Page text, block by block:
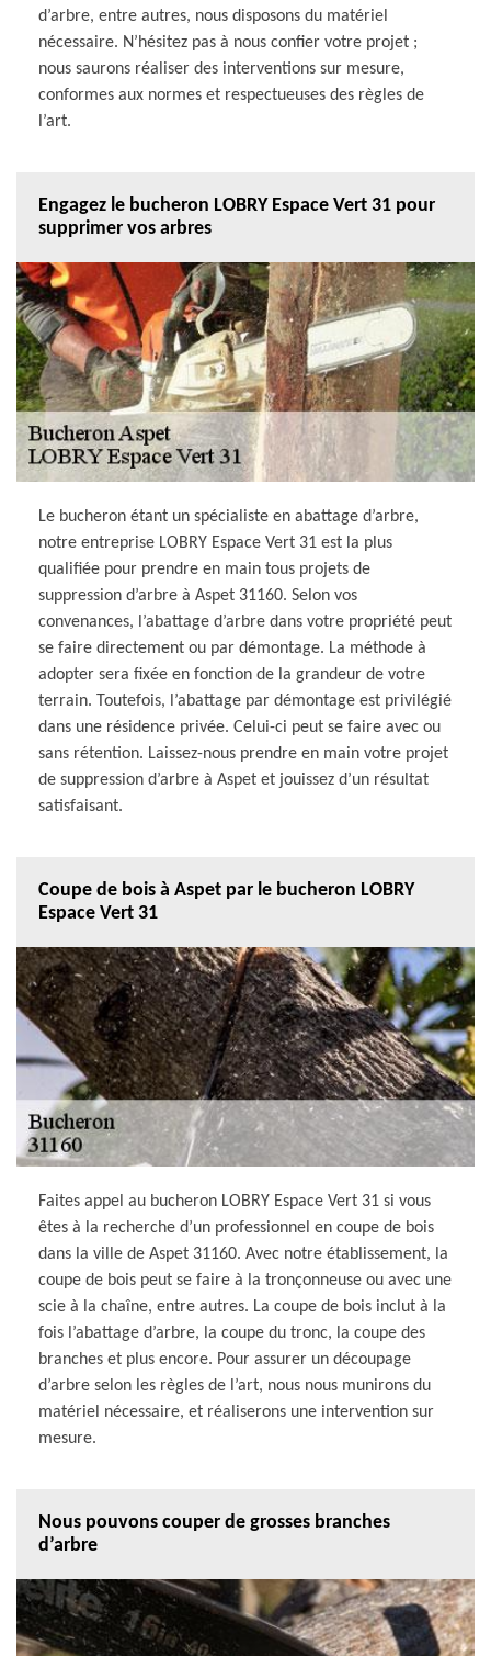
d’arbre, entre autres, nous disposons du matériel
nécessaire. N’hésitez pas à nous confier votre projet ;
nous saurons réaliser des interventions sur mesure,
conformes aux normes et respectueuses des règles de
l’art.
Engagez le bucheron LOBRY Espace Vert 31 pour
supprimer vos arbres
Le bucheron étant un spécialiste en abattage d’arbre,
notre entreprise LOBRY Espace Vert 31 est la plus
qualifiée pour prendre en main tous projets de
suppression d’arbre à Aspet 31160. Selon vos
convenances, l’abattage d’arbre dans votre propriété peut
se faire directement ou par démontage. La méthode à
adopter sera fixée en fonction de la grandeur de votre
terrain. Toutefois, l’abattage par démontage est privilégié
dans une résidence privée. Celui-ci peut se faire avec ou
sans rétention. Laissez-nous prendre en main votre projet
de suppression d’arbre à Aspet et jouissez d’un résultat
satisfaisant.
Coupe de bois à Aspet par le bucheron LOBRY
Espace Vert 31
Faites appel au bucheron LOBRY Espace Vert 31 si vous
êtes à la recherche d’un professionnel en coupe de bois
dans la ville de Aspet 31160. Avec notre établissement, la
coupe de bois peut se faire à la tronçonneuse ou avec une
scie à la chaîne, entre autres. La coupe de bois inclut à la
fois l’abattage d’arbre, la coupe du tronc, la coupe des
branches et plus encore. Pour assurer un découpage
d’arbre selon les règles de l’art, nous nous munirons du
matériel nécessaire, et réaliserons une intervention sur
mesure.
Nous pouvons couper de grosses branches
d’arbre